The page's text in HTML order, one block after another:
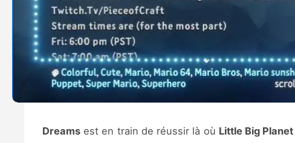
Dreamsest en train de réussir là où Little Big Planet